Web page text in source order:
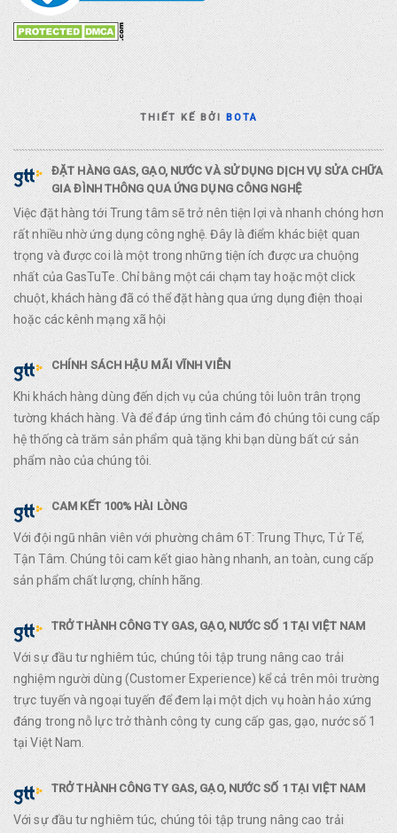
THIẾT KẾ BỞIBOTA
ĐẶT HÀNG GAS, GẠO, NƯỚC VÀ SỬ DỤNG DỊCH VỤ SỬA CHỮA
GIA ĐÌNH THÔNG QUA ỨNG DỤNG CÔNG NGHỆ
Việc đặt hàng tới Trung tâm sẽ trở nên tiện lợi và nhanh chóng hơn
rất nhiều nhờ ứng dụng công nghệ. Đây là điểm khác biệt quan
trọng và được coi là một trong những tiện ích được ưa chuộng
nhất của GasTuTe. Chỉ bằng một cái chạm tay hoặc một click
chuột, khách hàng đã có thể đặt hàng qua ứng dụng điện thoại
hoặc các kênh mạng xã hội
CHÍNH SÁCH HẬU MÃI VĨNH VIỄN
Khi khách hàng dùng đến dịch vụ của chúng tôi luôn trân trọng
tường khách hàng. Và để đáp ứng tình cảm đó chúng tôi cung cấp
hệ thống cà trăm sản phẩm quà tặng khi bạn dùng bất cứ sản
phẩm nào của chúng tôi.
CAM KẾT 100% HÀI LÒNG
Với đội ngũ nhân viên với phường châm 6T: Trung Thực, Tử Tế,
Tận Tâm. Chúng tôi cam kết giao hàng nhanh, an toàn, cung cấp
sản phẩm chất lượng, chính hãng.
TRỞ THÀNH CÔNG TY GAS, GẠO, NƯỚC SỐ 1 TẠI VIỆT NAM
Với sự đầu tư nghiêm túc, chúng tôi tập trung nâng cao trải
nghiệm người dùng (Customer Experience) kể cả trên môi trường
trực tuyến và ngoại tuyến để đem lại một dịch vụ hoàn hảo xứng
đáng trong nỗ lực trở thành công ty cung cấp gas, gạo, nước số 1
tại Việt Nam.
TRỞ THÀNH CÔNG TY GAS, GẠO, NƯỚC SỐ 1 TẠI VIỆT NAM
Với sự đầu tư nghiêm túc, chúng tôi tập trung nâng cao trải